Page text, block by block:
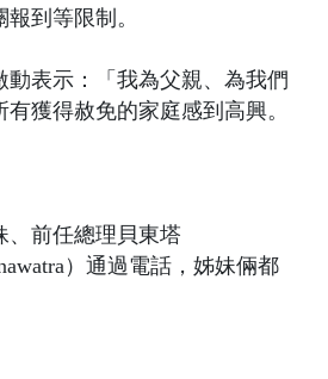
到等限制。
動表示：「我為父親、為我們
獲得赦免的家庭感到高興。
、前任總理貝東塔
）通過電話，姊妹倆都